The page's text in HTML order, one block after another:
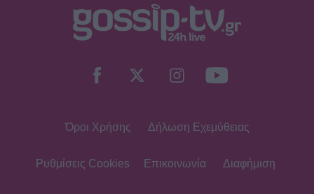
Όροι Χρήσης Δήλωση Εχεμύθειας
Ρυθμίσεις Cookies Επικοινωνία Διαφήμιση